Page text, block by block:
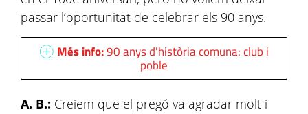
passar l’oportunitat de celebrar els 90 anys.
Més info:90 anys d'història comuna: club i
poble
A. B.: Creiem que el pregó va agradar molt i